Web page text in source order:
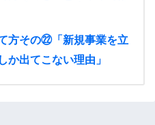
方その㉒「新規事業を立
か出てこない理由」